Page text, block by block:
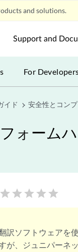
and solutions.
Support and
For
イド 安全性とコン
ォーム
star star star star star
訳ソフトウェアを
が、ジュニパーネ